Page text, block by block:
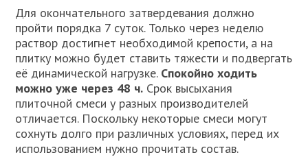
Для окончательного затвердевания должно
пройти порядка 7 суток. Только через неделю
раствор достигнет необходимой крепости, а на
плитку можно будет ставить тяжести и подвергать
её динамической нагрузке. Спокойно ходить
можно уже через 48 ч. Срок высыхания
плиточной смеси у разных производителей
отличается. Поскольку некоторые смеси могут
сохнуть долго при различных условиях, перед их
использованием нужно прочитать состав.